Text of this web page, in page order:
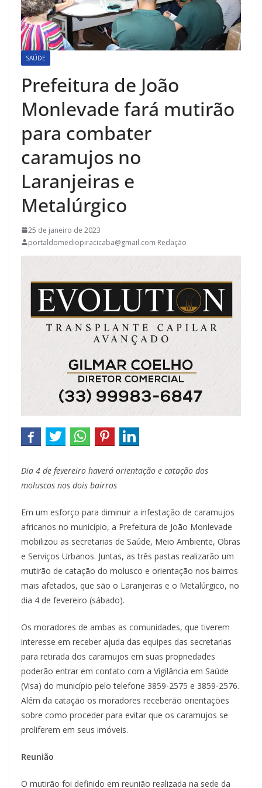
SAÚDE
Prefeitura de João
Monlevade fará mutirão
para combater
caramujos no
Laranjeiras e
Metalúrgico
25 de janeiro de 2023
portaldomediopiracicaba@gmail.com Redação
Dia 4 de fevereiro haverá orientação e catação dos
moluscos nos dois bairros
Em um esforço para diminuir a infestação de caramujos
africanos no município, a Prefeitura de João Monlevade
mobilizou as secretarias de Saúde, Meio Ambiente, Obras
e Serviços Urbanos. Juntas, as três pastas realizarão um
mutirão de catação do molusco e orientação nos bairros
mais afetados, que são o Laranjeiras e o Metalúrgico, no
dia 4 de fevereiro (sábado).
Os moradores de ambas as comunidades, que tiverem
interesse em receber ajuda das equipes das secretarias
para retirada dos caramujos em suas propriedades
poderão entrar em contato com a Vigilância em Saúde
(Visa) do município pelo telefone 3859-2575 e 3859-2576.
Além da catação os moradores receberão orientações
sobre como proceder para evitar que os caramujos se
proliferem em seus imóveis.
Reunião
O mutirão foi definido em reunião realizada na sede da